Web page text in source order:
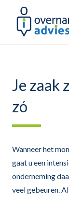
Je zaak
zó
Wanneer het
gaat u een
onderneming
veel gebeuren.